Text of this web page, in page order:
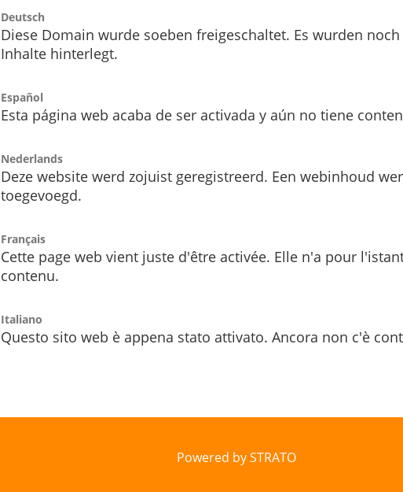
Deutsch
Diese Domain wurde soeben freigeschaltet. Es wurden
Inhalte hinterlegt.
Español
Esta página web acaba de ser activada y aún no tiene
Nederlands
Deze website werd zojuist geregistreerd. Een webinhoud
toegevoegd.
Français
Cette page web vient juste d'être activée. Elle n'a pour
contenu.
Italiano
Questo sito web è appena stato attivato. Ancora non c'è
Powered by STRATO